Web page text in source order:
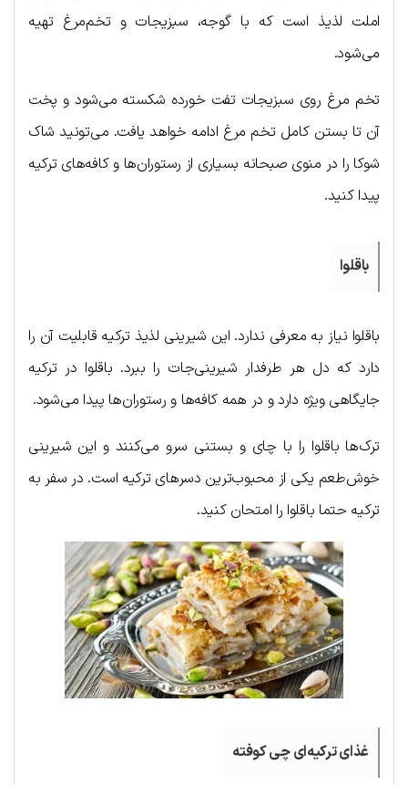
املت لذیذ است که با گوجه، سبزیجات و تخم‌مرغ تهیه
می‌شود.
تخم مرغ روی سبزیجات تفت خورده شکسته می‌شود و پخت
آن تا بستن کامل تخم مرغ ادامه خواهد یافت. می‌تونید شاک
شوکا را در منوی صبحانه بسیاری از رستوران‌ها و کافه‌های ترکیه
پیدا کنید.
باقلوا
باقلوا نیاز به معرفی ندارد. این شیرینی لذیذ ترکیه قابلیت آن را
دارد که دل هر طرفدار شیرینی‌جات را ببرد. باقلوا در ترکیه
جایگاهی ویژه دارد و در همه کافه‌ها و رستوران‌ها پیدا می‌شود.
ترک‌ها باقلوا را با چای و بستنی سرو می‌کنند و این شیرینی
خوش‌طعم یکی از محبوب‌ترین دسرهای ترکیه است. در سفر به
ترکیه حتما باقلوا را امتحان کنید.
غذای ترکیه‌ای چی کوفته